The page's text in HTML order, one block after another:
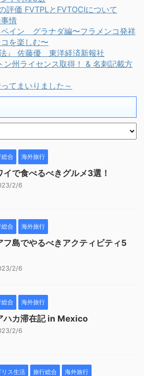
評価 FVTPLとFVTOCIについて
情
イン グラナダ編〜フラメンコ発祥
を楽しむ〜
』 佐藤優 東洋経済新報社
ン州ライセンス取得！ & 名刺記載方
てまいりました～
合 海外旅行
イで食べるべきグルメ3選！
2/6
合 海外旅行
フ島でやるべきアクティビティ5
2/6
合 海外旅行
ハカ滞在記 in Mexico
2/6
リス生活 旅行総合 海外旅行